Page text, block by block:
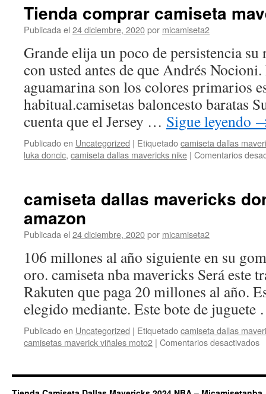
Tienda comprar camiseta
Publicada el 24 diciembre, 2020por micamiseta2
Grande elija un poco de persistencia su
con usted antes de que Andrés
aguamarina son los colores primarios
habitual.camisetas baloncesto baratas
cuenta que el Jersey … Sigue leyendo
Publicado en Uncategorized | Etiquetadocamiseta dallas
luka doncic, camiseta dallas mavericks nike | Comentarios
camiseta dallas mavericks
amazon
Publicada el 24 diciembre, 2020por micamiseta2
106 millones al año siguiente en su
oro. camiseta nba mavericks Será este
Rakuten que paga 20 millones al año.
elegido mediante. Este bote de
Publicado en Uncategorized | Etiquetadocamiseta dallas
camisetas maverick viñales moto2 | Comentarios desactivados